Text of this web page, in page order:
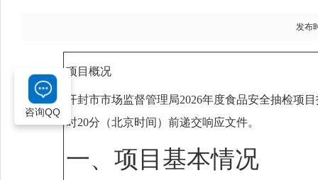
发布
项目概况
开封市市场监督管理局2026年度食品安全抽检项目
时20分 （北京时间）前递交响应文件。
一、项目基本情况
咨询QQ